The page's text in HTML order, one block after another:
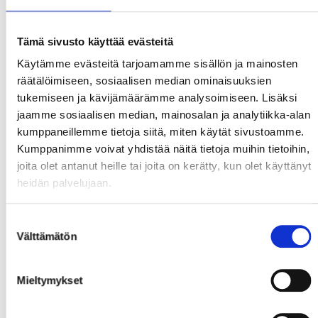
Tämä sivusto käyttää evästeitä
Käytämme evästeitä tarjoamamme sisällön ja mainosten
räätälöimiseen, sosiaalisen median ominaisuuksien
tukemiseen ja kävijämäärämme analysoimiseen. Lisäksi
jaamme sosiaalisen median, mainosalan ja analytiikka-alan
kumppaneillemme tietoja siitä, miten käytät sivustoamme.
Kumppanimme voivat yhdistää näitä tietoja muihin tietoihin,
joita olet antanut heille tai joita on kerätty, kun olet käyttänyt
heidän palvelujaan.
valinta
Välttämätön
Mieltymykset
TIG-langat ERIKOISET
0 tuotetta
Lue lisätietoja
Hitsauspuikot
seostamattomille
teräksille 48 / 55
3 tuotetta